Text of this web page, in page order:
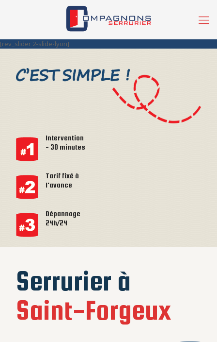
[rev_slider 2-slide-lyon]
Intervention
- 30 minutes
Tarif fixé à
l'avance
Dépannage
24h/24
Serrurier à
Saint-Forgeux